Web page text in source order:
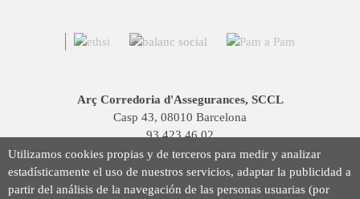
Arç Corredoria d'Assegurances, SCCL
Casp 43, 08010 Barcelona
93 423 46 02
info@arc.coop
Utilizamos cookies propias y de terceros para medir y analizar
estadísticamente el uso de nuestros servicios, adaptar la publicidad a
partir del análisis de la navegación de las personas usuarias (por